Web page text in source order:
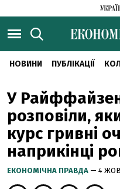
НОВИНИ ПУБЛІКАЦІЇ
У
розповіли,
курс гривні
наприкінці
ЕКОНОМІЧНА ПРАВДА — 4